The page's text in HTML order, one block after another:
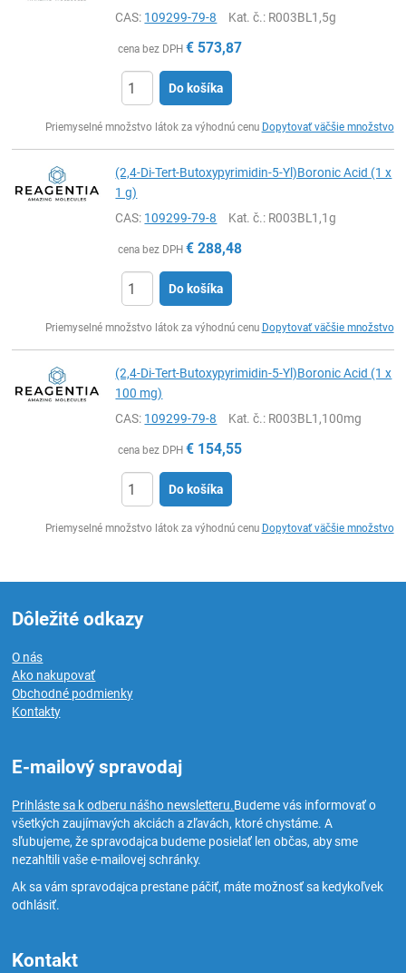
CAS: 109299-79-8 Kat. č.: R003BL1,5g
cena bez DPH € 573,87
Do košíka
Priemyselné množstvo látok za výhodnú cenu Dopytovať väčšie množstvo
(2,4-Di-Tert-Butoxypyrimidin-5-Yl)Boronic Acid (1 x
1 g)
CAS: 109299-79-8 Kat. č.: R003BL1,1g
cena bez DPH € 288,48
Do košíka
Priemyselné množstvo látok za výhodnú cenu Dopytovať väčšie množstvo
(2,4-Di-Tert-Butoxypyrimidin-5-Yl)Boronic Acid (1 x
100 mg)
CAS: 109299-79-8 Kat. č.: R003BL1,100mg
cena bez DPH € 154,55
Do košíka
Priemyselné množstvo látok za výhodnú cenu Dopytovať väčšie množstvo
Dôležité odkazy
O nás
Ako nakupovať
Obchodné podmienky
Kontakty
E-mailový spravodaj
Prihláste sa k odberu nášho newsletteru.Budeme vás informovať o
všetkých zaujímavých akciách a zľavách, ktoré chystáme. A
sľubujeme, že spravodajca budeme posielať len občas, aby sme
nezahltili vaše e-mailovej schránky.
Ak sa vám spravodajca prestane páčiť, máte možnosť sa kedykoľvek
odhlásiť.
Kontakt